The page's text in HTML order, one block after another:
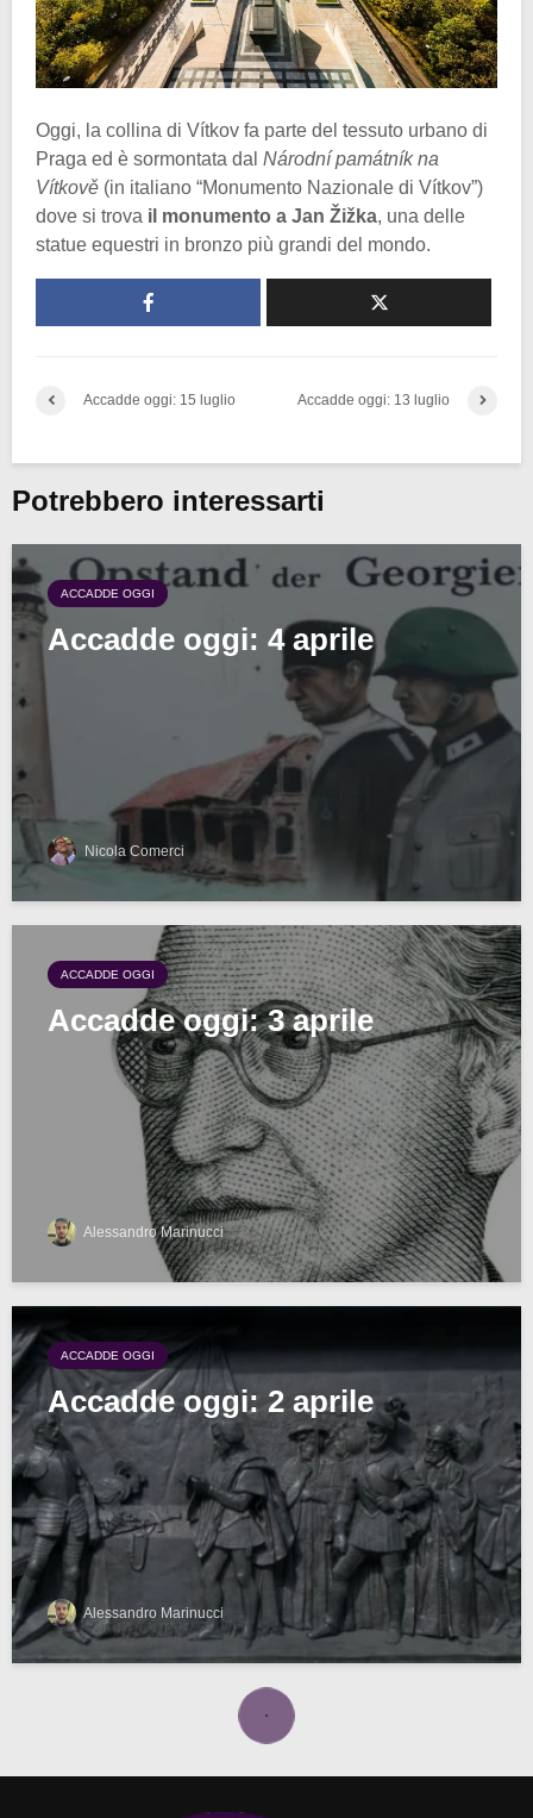
Oggi, la collina di Vítkov fa parte del tessuto urbano di
Praga ed è sormontata dal Národní památník na
Vítkově (in italiano “Monumento Nazionale di Vítkov”)
dove si trova il monumento a Jan Žižka, una delle
statue equestri in bronzo più grandi del mondo.
Accadde oggi: 15 luglio Accadde oggi: 13 luglio
Potrebbero interessarti
ACCADDE OGGI
Accadde oggi: 4 aprile
Nicola Comerci
ACCADDE OGGI
Accadde oggi: 3 aprile
Alessandro Marinucci
ACCADDE OGGI
Accadde oggi: 2 aprile
Alessandro Marinucci